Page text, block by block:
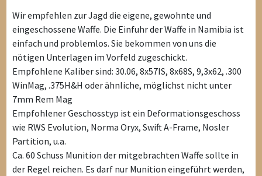
Wir empfehlen zur Jagd die eigene, gewohnte und
eingeschossene Waffe. Die Einfuhr der Waffe in Namibia ist
einfach und problemlos. Sie bekommen von uns die
nötigen Unterlagen im Vorfeld zugeschickt.
Empfohlene Kaliber sind: 30.06, 8x57IS, 8x68S, 9,3x62, .300
WinMag, .375H&H oder ähnliche, möglichst nicht unter
7mm Rem Mag
Empfohlener Geschosstyp ist ein Deformationsgeschoss
wie RWS Evolution, Norma Oryx, Swift A-Frame, Nosler
Partition, u.a.
Ca. 60 Schuss Munition der mitgebrachten Waffe sollte in
der Regel reichen. Es darf nur Munition eingeführt werden,